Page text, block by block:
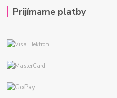
Prijímame platby